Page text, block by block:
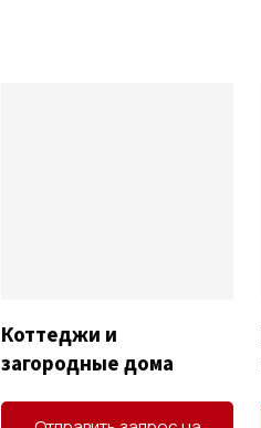
Коттеджи и
загородные дома